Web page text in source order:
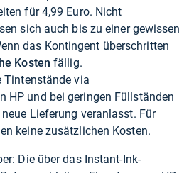
für 4,99 Euro. Nicht
sich auch bis zu einer gewissen
das Kontingent überschritten
Kosten fällig.
Tintenstände via
HP und bei geringen Füllständen
Lieferung veranlasst. Für
keine zusätzlichen Kosten.
Die über das Instant-Ink-